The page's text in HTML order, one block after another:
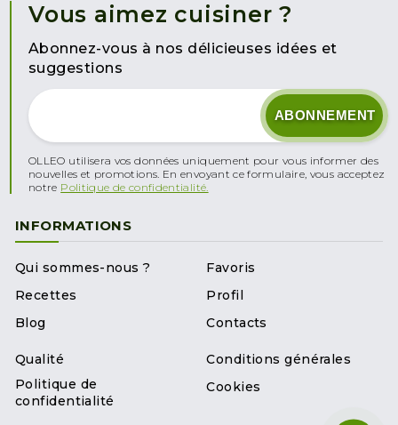
Vous aimez cuisiner ?
Abonnez-vous à nos délicieuses idées et
suggestions
OLLEO utilisera vos données uniquement pour vous informer des
nouvelles et promotions. En envoyant ce formulaire, vous acceptez
notre Politique de confidentialité.
INFORMATIONS
Qui sommes-nous ?
Recettes
Blog
Favoris
Profil
Contacts
Qualité
Politique de
confidentialité
Conditions générales
Cookies